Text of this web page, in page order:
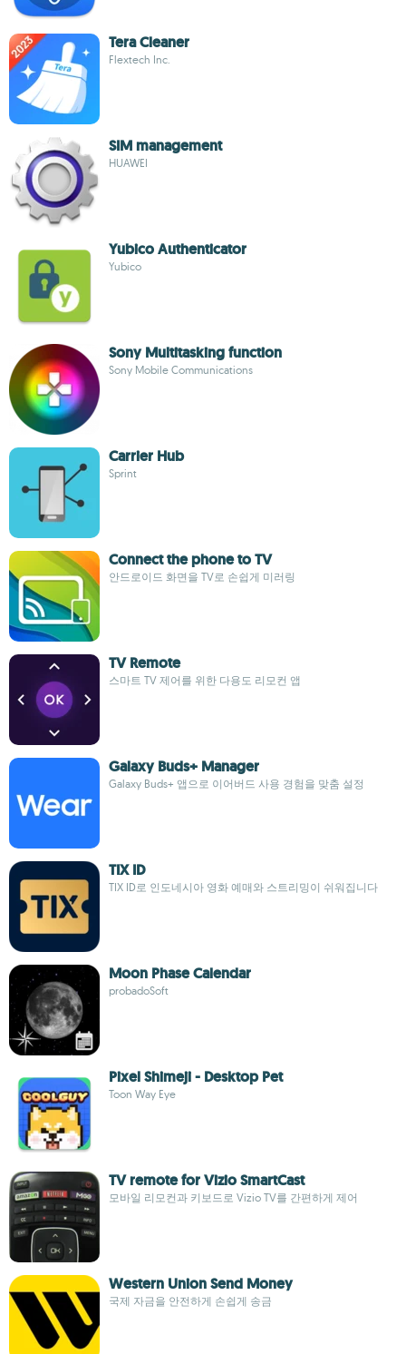
Tera Cleaner
Flextech Inc.
SIM management
HUAWEI
Yubico Authenticator
Yubico
Sony Multitasking function
Sony Mobile Communications
Carrier Hub
Sprint
Connect the phone to TV
안드로이드 화면을 TV로 손쉽게 미러링
TV Remote
스마트 TV 제어를 위한 다용도 리모컨 앱
Galaxy Buds+ Manager
Galaxy Buds+ 앱으로 이어버드 사용 경험을 맞춤 설정
TIX ID
TIX ID로 인도네시아 영화 예매와 스트리밍이 쉬워집니다
Moon Phase Calendar
probadoSoft
Pixel Shimeji - Desktop Pet
Toon Way Eye
TV remote for Vizio SmartCast
모바일 리모컨과 키보드로 Vizio TV를 간편하게 제어
Western Union Send Money
국제 자금을 안전하게 손쉽게 송금